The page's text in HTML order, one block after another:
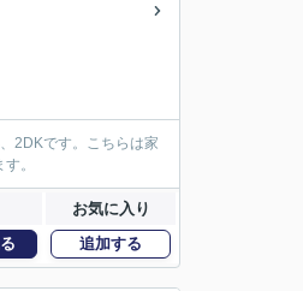
2DKです。こちらは家
。
お気に入り
追加する